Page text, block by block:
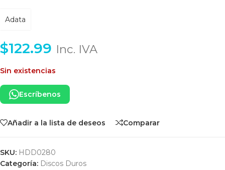
Adata
$122.99 Inc. IVA
Sin existencias
Escríbenos
Añadir a la lista de deseos Comparar
SKU: HDD0280
Categoría: Discos Duros